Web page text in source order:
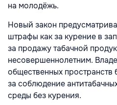
на молодёжь.
Новый закон
штрафы как за курение в
за продажу табачной
несовершеннолетним.
общественных пространств
за соблюдение
среды без курения.